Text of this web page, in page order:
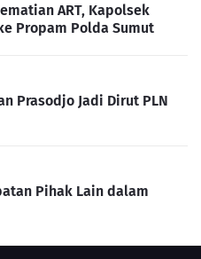
ART, Kapolsek
Propam Polda Sumut
Prasodjo Jadi Dirut PLN
Pihak Lain dalam